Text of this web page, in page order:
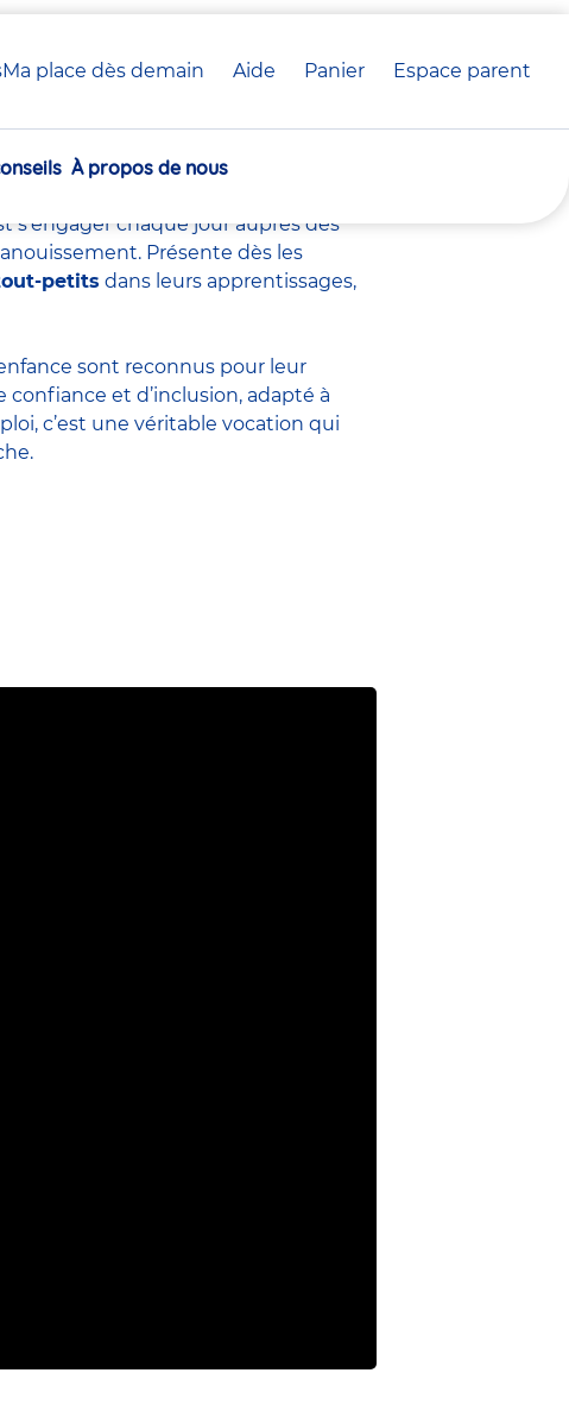
Ma place dès demain Aide Panier crèche(s)
Espace parent
À propos de nous
s’engager chaque jour auprès des
Présente dès les
petits dans leurs apprentissages,
sont reconnus pour leur
et d’inclusion, adapté à
c’est une véritable vocation qui